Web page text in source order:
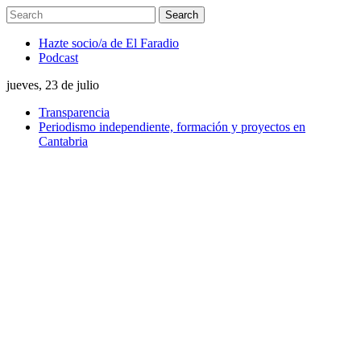
Hazte socio/a de El Faradio
Podcast
jueves, 23 de julio
Transparencia
Periodismo independiente, formación y proyectos en
Cantabria